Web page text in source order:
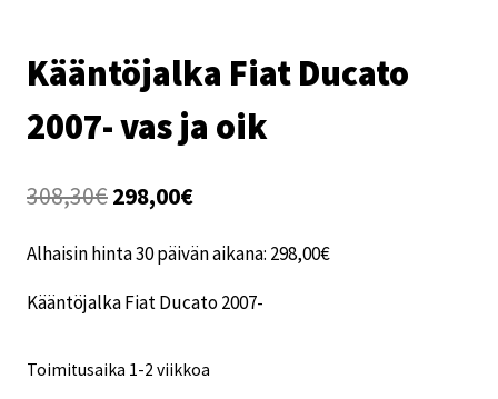
Kääntöjalka Fiat Ducato
2007- vas ja oik
308,30€Alkuperäinen
oli:
308,30€.
298,00€Nykyinen
on:
298,00€.
Alhaisin hinta 30 päivän aikana: 298,00€
Kääntöjalka Fiat Ducato 2007-
Toimitusaika 1-2 viikkoa